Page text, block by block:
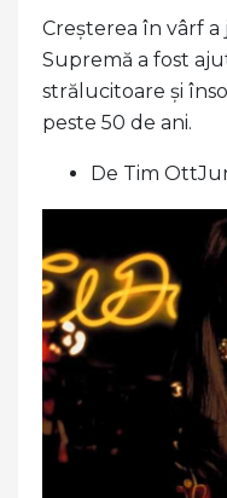
Creșterea în vârf
Supremă a fost
strălucitoare și
peste 50 de ani.
De Tim